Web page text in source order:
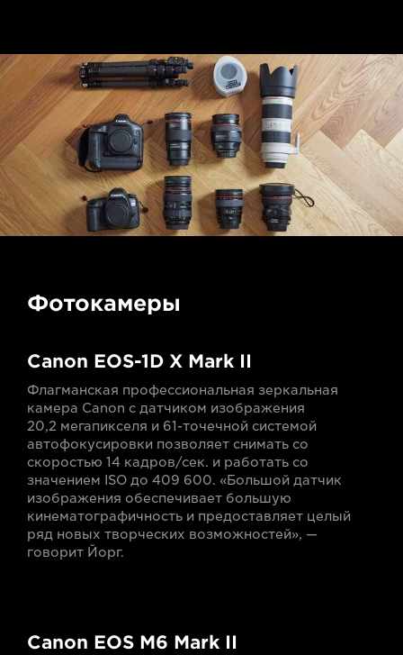
Фотокамеры
Canon EOS-1D X Mark II
Флагманская профессиональная зеркальная
камера Canon с датчиком изображения
20,2 мегапикселя и 61-точечной системой
автофокусировки позволяет снимать со
скоростью 14 кадров/сек. и работать со
значением ISO до 409 600. «Большой датчик
изображения обеспечивает большую
кинематографичность и предоставляет целый
ряд новых творческих возможностей», —
говорит Йорг.
Canon EOS M6 Mark II